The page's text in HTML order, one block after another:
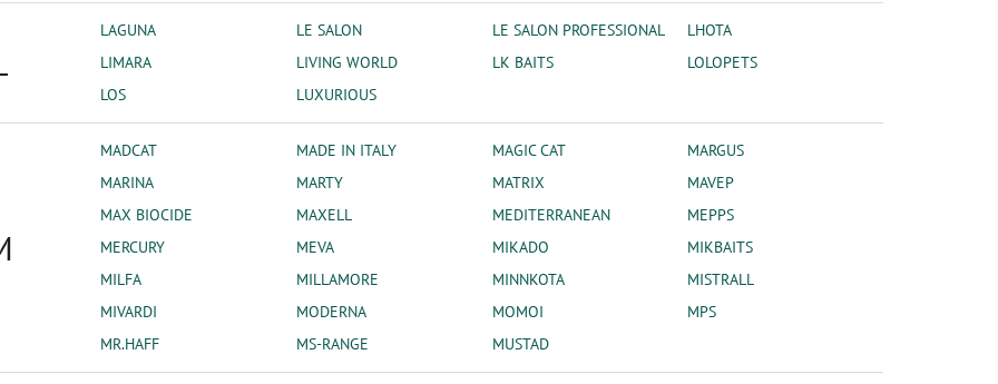
LAGUNA LE SALON LE SALON PROFESSIONAL
LHOTA
LIMARA
LIVING WORLD LK BAITS
LOLOPETS
LOS
LUXURIOUS
MADCAT MADE IN ITALY MAGIC CAT
MARGUS
MARINA
MARTY MATRIX
MAVEP
MAX BIOCIDE
MAXELL MEDITERRANEAN
MEPPS
MERCURY
MEVA MIKADO
MIKBAITS
MILFA
MILLAMORE MINNKOTA
MISTRALL
MIVARDI
MODERNA MOMOI
MPS
MR.HAFF
MS-RANGE MUSTAD